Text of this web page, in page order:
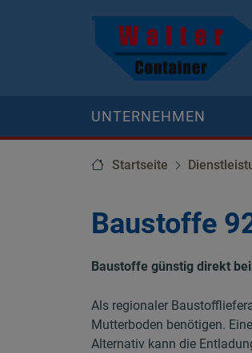
UNTERNEHMEN
Startseite
Baustoffe
Baustoffe günstig direkt
Als regionaler
Mutterboden benötigen.
Alternativ kann die